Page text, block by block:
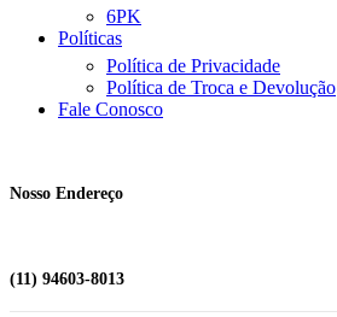
6PK
Políticas
Política de Privacidade
Política de Troca e Devolução
Fale Conosco
Nosso Endereço
(11) 94603-8013